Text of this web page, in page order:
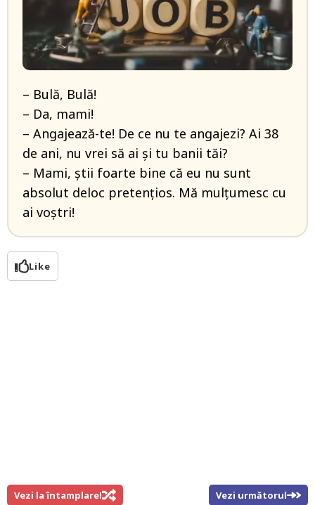
– Bulă, Bulă!
– Da, mami!
– Angajează-te! De ce nu te angajezi? Ai 38
de ani, nu vrei să ai și tu banii tăi?
– Mami, știi foarte bine că eu nu sunt
absolut deloc pretențios. Mă mulțumesc cu
ai voștri!
Like
Vezi la întamplare! Vezi următorul